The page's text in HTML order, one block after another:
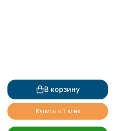
В корзину
Купить в 1 клик